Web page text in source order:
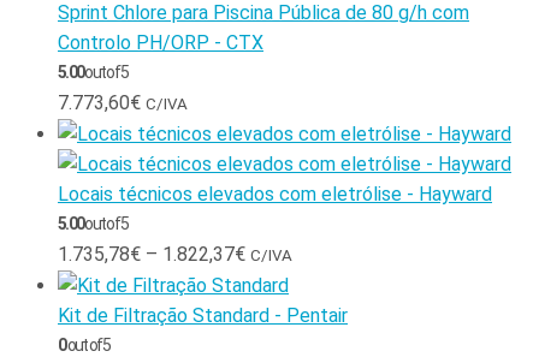
Sprint Chlore para Piscina Pública de 80 g/h com
Controlo PH/ORP - CTX
5.00out of 5
7.773,60€ C/IVA
Locais técnicos elevados com eletrólise - Hayward
5.00out of 5
1.735,78€ – 1.822,37€ C/IVA
Kit de Filtração Standard - Pentair
0out of 5